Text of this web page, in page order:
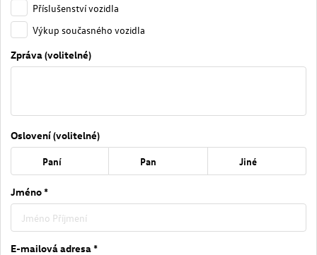
Příslušenství vozidla
Výkup současného vozidla
Zpráva (volitelné)
Oslovení (volitelné)
Paní Pan Jiné
Jméno *
E-mailová adresa *